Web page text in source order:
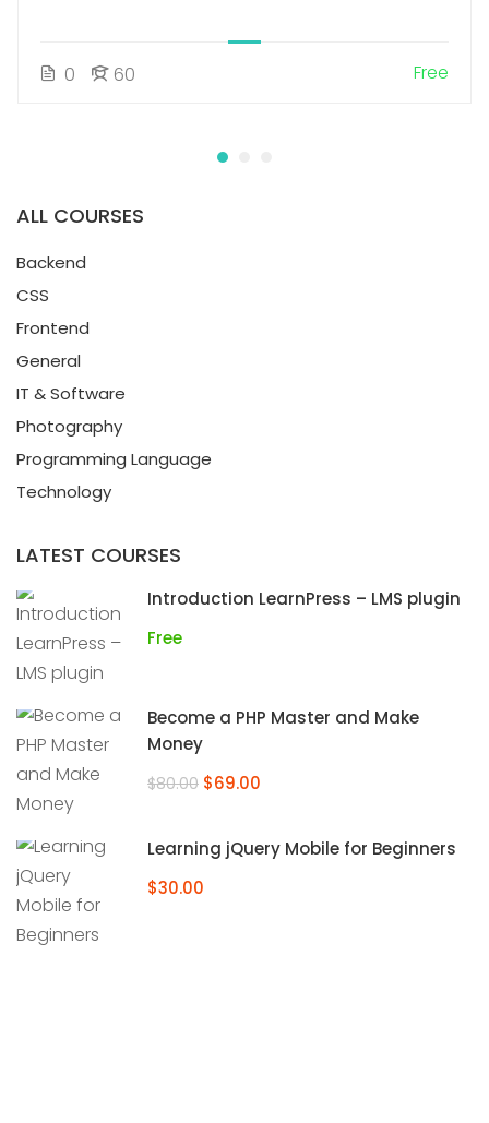
0 60 Free
ALL COURSES
Backend
CSS
Frontend
General
IT & Software
Photography
Programming Language
Technology
LATEST COURSES
Introduction LearnPress – LMS plugin
Free
Become a PHP Master and Make
Money
$80.00 $69.00
Learning jQuery Mobile for Beginners
$30.00